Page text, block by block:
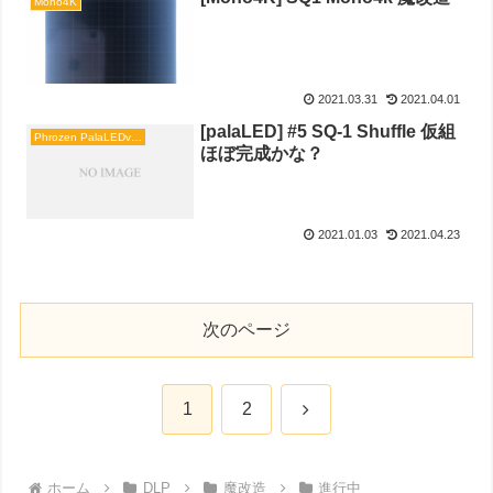
2021.03.31 2021.04.01
Phrozen PalaLEDv1化 [完成]
[palaLED] #5 SQ-1 Shuffle 仮組
ほぼ完成かな？
2021.01.03 2021.04.23
次のページ
1 2 次
ホーム DLP 魔改造 進行中